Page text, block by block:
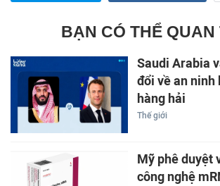
BẠN CÓ THỂ QUAN
Saudi Arabia
đổi về an ninh
hàng hải
Thế giới
Mỹ phê duyệt
công nghệ